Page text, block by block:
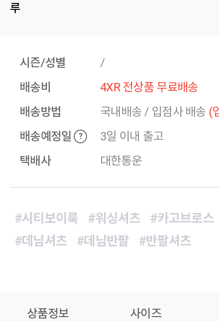
루
시즌/성별
/
배송비
4XR 전상품 무료배송
배송방법
국내배송 / 입점사 배송 (
배송예정일
?
3일 이내 출고
택배사
대한통운
#시티보이룩 #워싱셔츠
#카고브로스
#데님셔츠
#데님반팔 #반팔셔츠
상품정보 사이즈